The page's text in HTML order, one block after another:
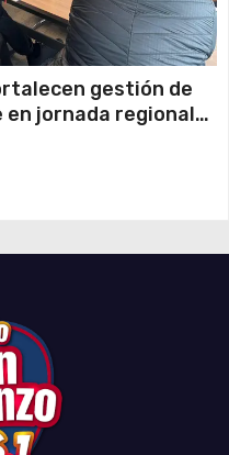
gestión de
en jornada regional
y ANDESS